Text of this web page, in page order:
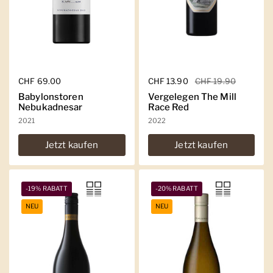
Regulärer Preis
CHF 69.00
Babylonstoren
Nebukadnesar
2021
Jetzt kaufen
Regulärer Preis
CHF 13.90 Sale-Preis
CHF 19.90
Vergelegen The Mill
Race Red
2022
Jetzt kaufen
-19% RABATT
NEU
-20% RABATT
NEU